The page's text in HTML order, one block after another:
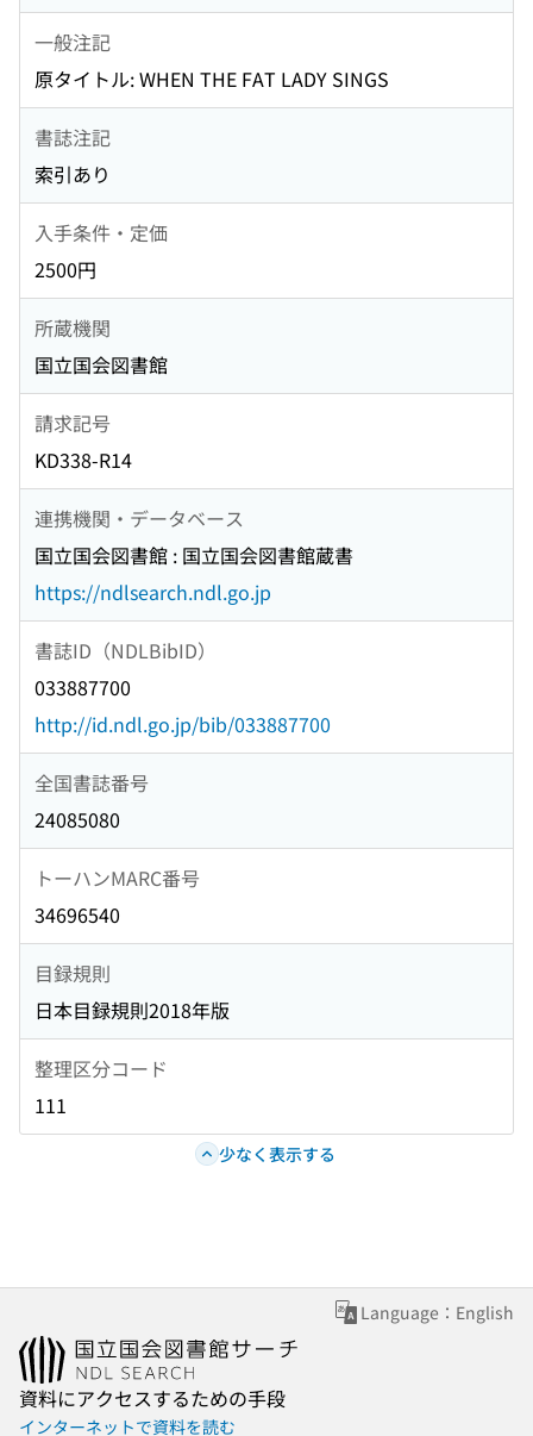
一般注記
原タイトル: WHEN THE FAT LADY SINGS
書誌注記
索引あり
入手条件・定価
2500円
所蔵機関
国立国会図書館
請求記号
KD338-R14
連携機関・データベース
国立国会図書館 : 国立国会図書館蔵書
https://ndlsearch.ndl.go.jp
書誌ID（NDLBibID）
033887700
http://id.ndl.go.jp/bib/033887700
全国書誌番号
24085080
トーハンMARC番号
34696540
目録規則
日本目録規則2018年版
整理区分コード
111
少なく表示する
Language：English
資料にアクセスするための手段
インターネットで資料を読む